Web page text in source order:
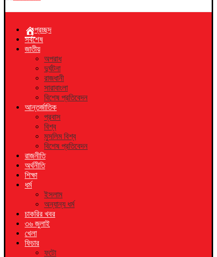
প্রচ্ছদ
সর্বশেষ
জাতীয়
অপরাধ
দুর্ঘটনা
রাজধানী
সারাবাংলা
বিশেষ প্রতিবেদন
আন্তর্জাতিক
প্রবাস
বিশ্ব
মুসলিম বিশ্ব
বিশেষ প্রতিবেদন
রাজনীতি
অর্থনীতি
শিক্ষা
ধর্ম
ইসলাম
অন্যান্য ধর্ম
চাকরির খবর
৩৬ জুলাই
খেলা
ফিচার
ফটো